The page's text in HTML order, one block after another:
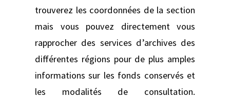
trouverez les coordonnées de la section
mais vous pouvez directement vous
rapprocher des services d’archives des
différentes régions pour de plus amples
informations sur les fonds conservés et
les modalités de consultation.